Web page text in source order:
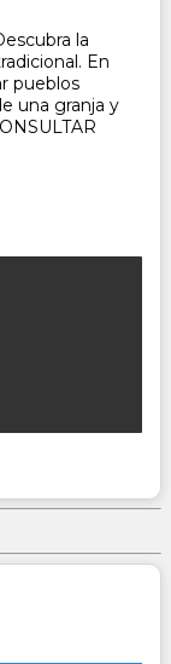
la
En
pueblos
una granja y